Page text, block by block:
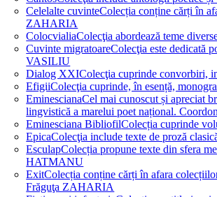
Celelalte cuvinteColecția conține cărți în
ZAHARIA
ColocvialiaColecţia abordează teme
Cuvinte migratoareColecţia este dedicată
VASILIU
Dialog XXIColecţia cuprinde convorbiri,
EfigiiColecţia cuprinde, în esență,
EminescianaCel mai cunoscut și apreciat
lingvistică a marelui poet național.
Eminesciana BibliofilColecția cuprinde
EpicaColecţia include texte de proză
EsculapColecția propune texte din sfera
HATMANU
ExitColecția conține cărți în afara
Frăguţa ZAHARIA